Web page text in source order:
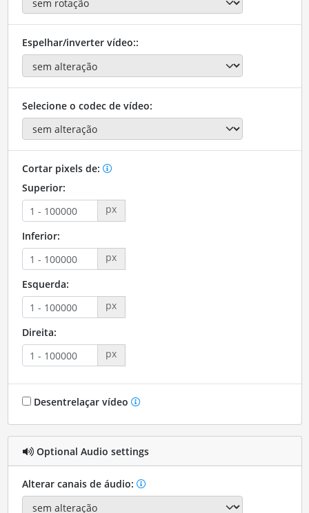
Espelhar/inverter vídeo::
Selecione o codec de vídeo:
Cortar pixels de:
Superior:
px
Inferior:
px
Esquerda:
px
Direita:
px
Desentrelaçar vídeo
Optional Audio settings
Alterar canais de áudio: